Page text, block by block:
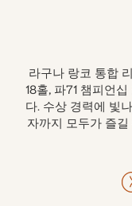
라구나 랑코 통합
18홀, 파71 챔피언
다. 수상 경력에 빛
자까지 모두가 즐